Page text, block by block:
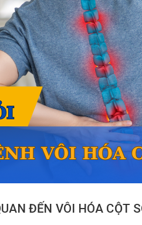
ĐẾN VÔI HÓA CỘT